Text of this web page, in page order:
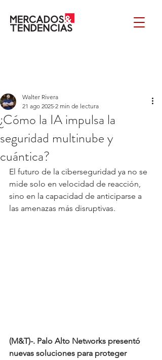
¿Cómo la IA impulsa la
seguridad multinube y
cuántica?
Walter Rivera
21 ago 2025 2 min de lectura
El futuro de la ciberseguridad ya no se
mide solo en velocidad de reacción,
sino en la capacidad de anticiparse a
las amenazas más disruptivas.
(M&T)-. Palo Alto Networks presentó
nuevas soluciones para proteger